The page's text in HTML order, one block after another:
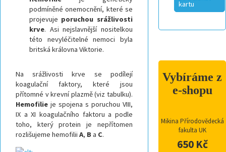
podmíněné onemocnění, které se
projevuje poruchou srážlivosti
krve. Asi nejslavnější nositelkou
této nevyléčitelné nemoci byla
britská královna Viktorie.
Na srážlivosti krve se podílejí
koagulační faktory, které jsou
přítomné v krevní plazmě (viz tabulku).
Hemofilie je spojena s poruchou VIII,
IX a XI koagulačního faktoru a podle
toho, který protein je nepřítomen
rozlišujeme hemofilii A, B a C.
kartu
Vybíráme z
e-shopu
Mikina Přírodovědecká
fakulta UK
650 Kč